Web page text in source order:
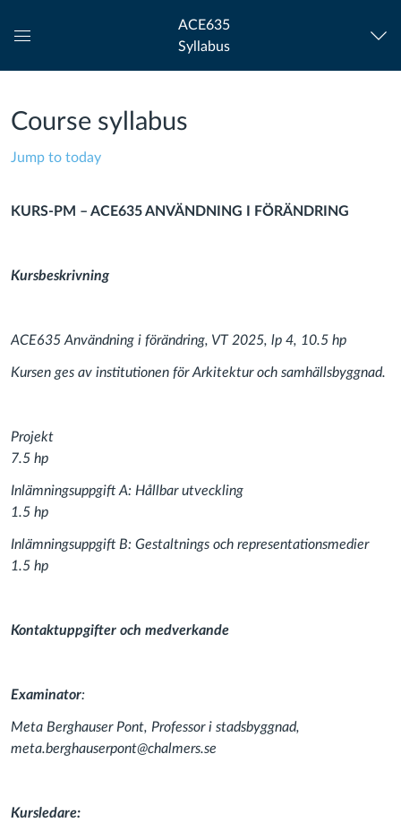
Navigation
ACE635
Syllabus
Course syllabus
Jump to today
KURS-PM – ACE635 ANVÄNDNING I FÖRÄNDRING
Kursbeskrivning
ACE635 Användning i förändring, VT 2025, lp 4, 10.5 hp
Kursen ges av institutionen för Arkitektur och samhällsbyggnad.
Projekt
7.5 hp
Inlämningsuppgift A: Hållbar utveckling
1.5 hp
Inlämningsuppgift B: Gestaltnings och representationsmedier
1.5 hp
Kontaktuppgifter och medverkande
Examinator:
Meta Berghauser Pont, Professor i stadsbyggnad,
meta.berghauserpont@chalmers.se
Kursledare: